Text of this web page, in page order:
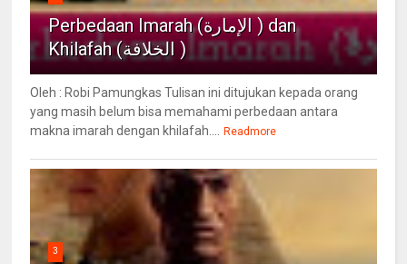
Perbedaan Imarah (الإمارة ) dan
Khilafah (الخلافة )
Oleh : Robi Pamungkas Tulisan ini ditujukan kepada orang
yang masih belum bisa memahami perbedaan antara
makna imarah dengan khilafah.... Readmore
3